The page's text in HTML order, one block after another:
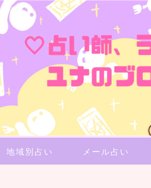
地域別占い メール占い